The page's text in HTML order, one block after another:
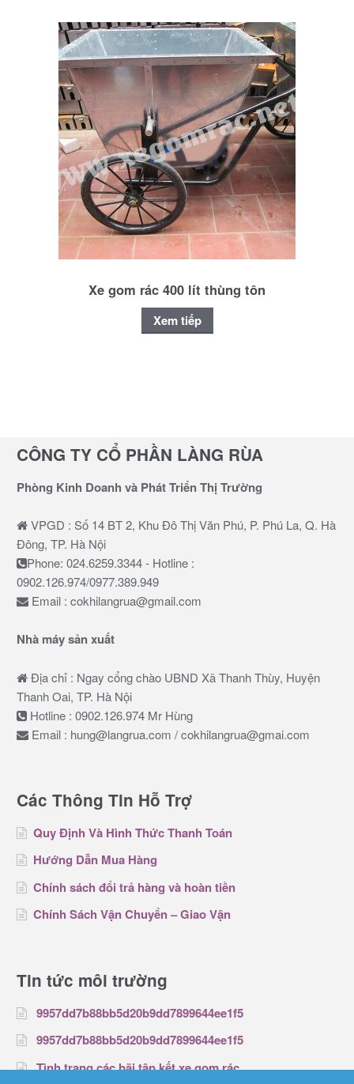
Xe gom rác 400 lít thùng tôn
Xem tiếp
CÔNG TY CỔ PHẦN LÀNG RÙA
Phòng Kinh Doanh và Phát Triển Thị Trường
VPGD : Số 14 BT 2, Khu Đô Thị Văn Phú, P. Phú La, Q. Hà
Đông, TP. Hà Nội
Phone: 024.6259.3344 - Hotline :
0902.126.974/0977.389.949
Email : cokhilangrua@gmail.com
Nhà máy sản xuất
Địa chỉ : Ngay cổng chào UBND Xã Thanh Thùy, Huyện
Thanh Oai, TP. Hà Nội
Hotline : 0902.126.974 Mr Hùng
Email : hung@langrua.com / cokhilangrua@gmai.com
Các Thông Tin Hỗ Trợ
Quy Định Và Hình Thức Thanh Toán
Hướng Dẫn Mua Hàng
Chính sách đổi trả hàng và hoàn tiền
Chính Sách Vận Chuyển – Giao Vận
Tin tức môi trường
9957dd7b88bb5d20b9dd7899644ee1f5
9957dd7b88bb5d20b9dd7899644ee1f5
Tình trạng các bãi tập kết xe gom rác